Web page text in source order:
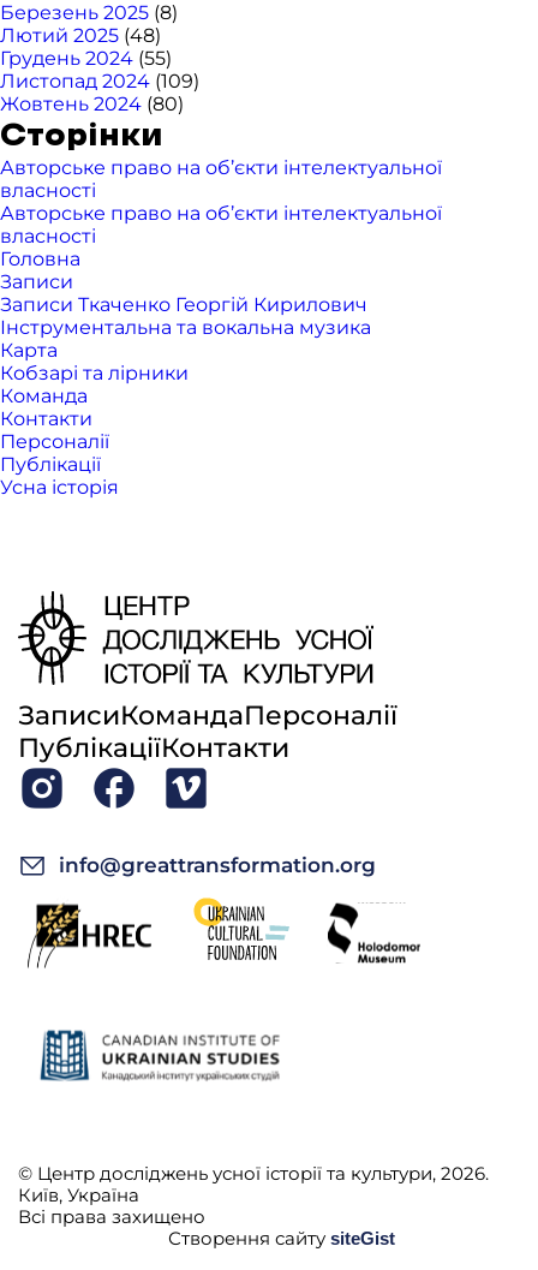
Березень 2025 (8)
Лютий 2025 (48)
Грудень 2024 (55)
Листопад 2024 (109)
Жовтень 2024 (80)
Сторінки
Авторське право на об’єкти інтелектуальної
власності
Авторське право на об’єкти інтелектуальної
власності
Головна
Записи
Записи Ткаченко Георгій Кирилович
Інструментальна та вокальна музика
Карта
Кобзарі та лірники
Команда
Контакти
Персоналії
Публікації
Усна історія
ЗаписиКомандаПерсоналії
ПублікаціїКонтакти
info@greattransformation.org
© Центр досліджень усної історії та культури, 2026.
Київ, Україна
Всі права захищено
Створення сайту siteGist